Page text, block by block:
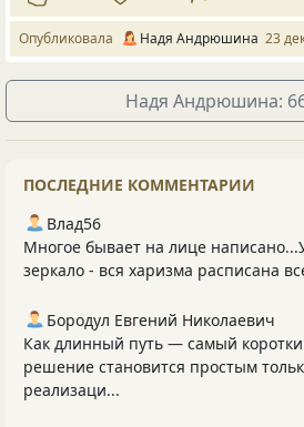
Опубликовала Надя Андрюшина 23
Надя Андрюшина:
ПОСЛЕДНИЕ КОММЕНТАРИИ
Влад56
Многое бывает на лице
зеркало - вся харизма расписана
Бородул Евгений Николаевич
Как длинный путь — самый
решение становится простым
реализаци...